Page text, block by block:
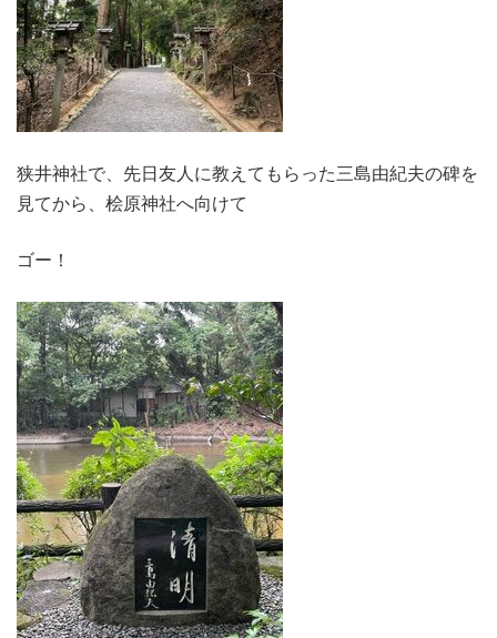
狭井神社で、先日友人に教えてもらった三島由紀夫の碑を
見てから、桧原神社へ向けて
ゴー！